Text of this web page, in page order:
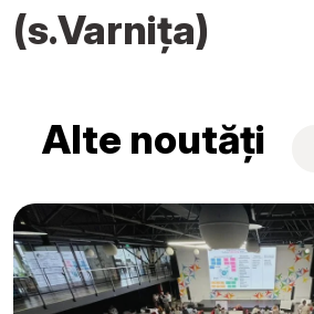
(s.Varnița)
Alte noutăți